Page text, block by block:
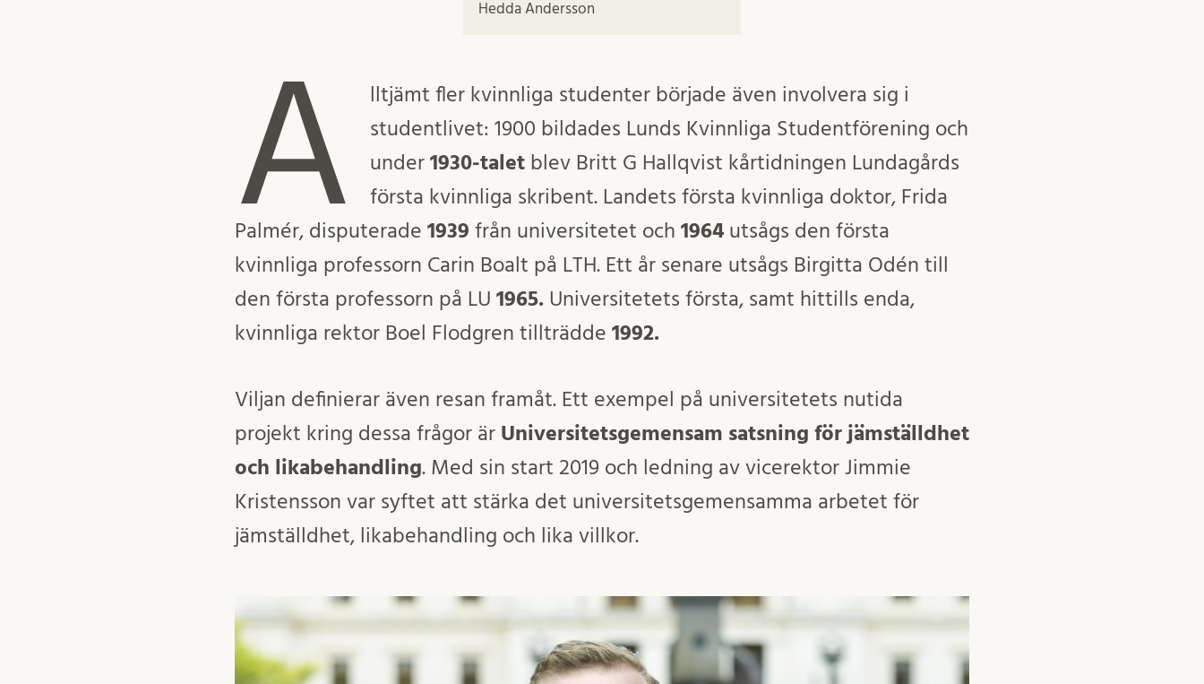
Hedda Andersson
A
lltjämt fler kvinnliga studenter började även involvera sig i
studentlivet: 1900 bildades Lunds Kvinnliga Studentförening och
under1930-talet blev Britt G Hallqvist kårtidningen Lundagårds
första kvinnliga skribent. Landets första kvinnliga doktor, Frida
Palmér, disputerade 1939 från universitetet och 1964 utsågs den första
kvinnliga professorn Carin Boalt på LTH. Ett år senare utsågs Birgitta Odén till
den första professorn på LU 1965. Universitetets första, samt hittills enda,
kvinnliga rektor Boel Flodgren tillträdde 1992.
Viljan definierar även resan framåt. Ett exempel på universitetets nutida
projekt kring dessa frågor är Universitetsgemensam satsning för jämställdhet
och likabehandling. Med sin start 2019 och ledning av vicerektor Jimmie
Kristensson var syftet att stärka det universitetsgemensamma arbetet för
jämställdhet, likabehandling och lika villkor.